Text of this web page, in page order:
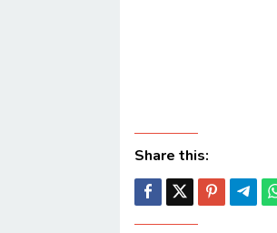
Share this: